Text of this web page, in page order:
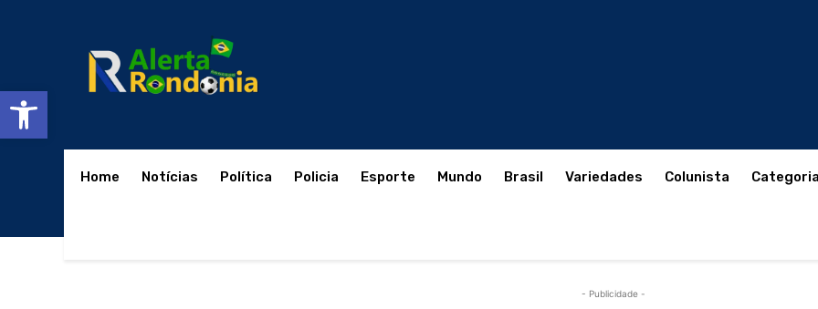
Abrir a barra de ferramentas
Home Notícias Política Policia Esporte Mundo Brasil Variedades Colunista
- Publicidade -